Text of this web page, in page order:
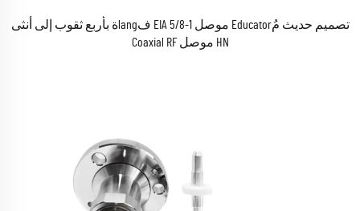
تصميم حديث مُEducator موصل 1-5/8 EIA فlangة بأربع ثقوب إلى أنثى
HN موصل Coaxial RF